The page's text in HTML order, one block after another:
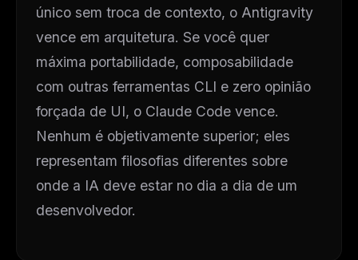
único sem troca de contexto, o Antigravity
vence em arquitetura. Se você quer
máxima portabilidade, composabilidade
com outras ferramentas CLI e zero opinião
forçada de UI, o Claude Code vence.
Nenhum é objetivamente superior; eles
representam filosofias diferentes sobre
onde a IA deve estar no dia a dia de um
desenvolvedor.